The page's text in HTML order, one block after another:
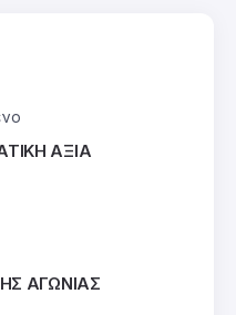
ΑΞΙΑ
ΑΓΩΝΙΑΣ